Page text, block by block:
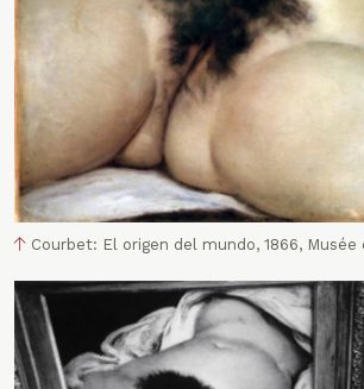
Courbet: El origen del mundo, 1866, Musée